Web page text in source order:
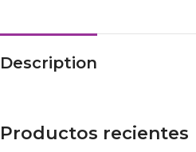
Description
Productos recientes